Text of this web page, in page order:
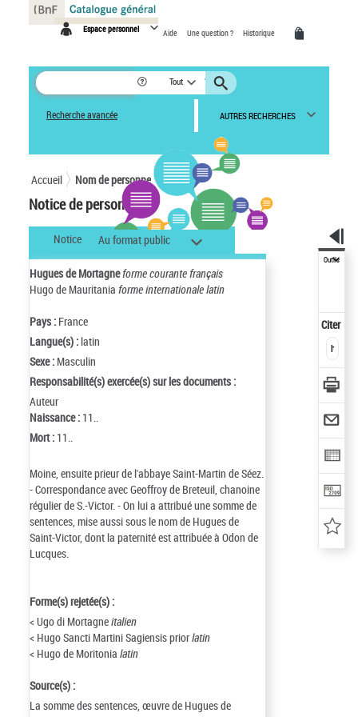
Espace personnel Aide Une question ? Historique
Tout
Recherche avancée AUTRES RECHERCHES
Accueil Nom de personne
Notice de personne
Notice Au format public
Hugues de Mortagneforme courante français
Hugo de Mauritania forme internationale latin
Pays : France
Langue(s) : latin
Sexe : Masculin
Responsabilité(s) exercée(s) sur les documents :
Auteur
Naissance : 11..
Mort : 11..
Moine, ensuite prieur de l'abbaye Saint-Martin de Séez.
- Correspondance avec Geoffroy de Breteuil, chanoine
régulier de S.-Victor. - On lui a attribué une somme de
sentences, mise aussi sous le nom de Hugues de
Saint-Victor, dont la paternité est attribuée à Odon de
Lucques.
Forme(s) rejetée(s) :
< Ugo di Mortagneitalien
< Hugo Sancti Martini Sagiensis priorlatin
< Hugo de Moritonia latin
Source(s) :
La somme des sentences, œuvre de Hugues de
Outils
Citer
Panneau de gestion des cookies